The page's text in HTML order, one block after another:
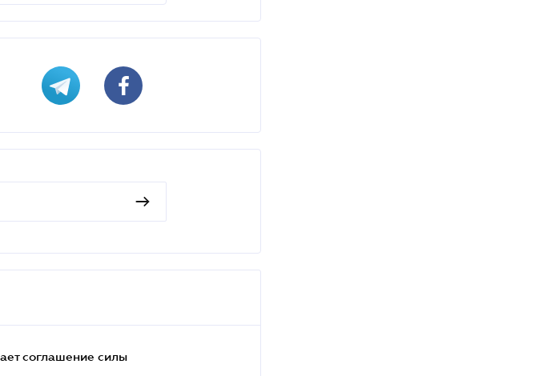
соглашение силы